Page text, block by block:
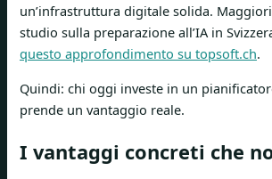
un’infrastruttura digitale solida.
studio sulla preparazione all’IA in
questo approfondimento su topsoft.ch.
Quindi: chi oggi investe in un
prende un vantaggio reale.
I vantaggi concreti che